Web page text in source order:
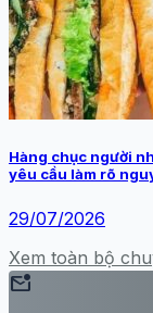
Hàng chục người
yêu cầu làm rõ
29/07/2026
Xem toàn bộ
mark_email_unread